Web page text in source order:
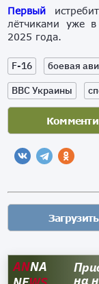
Первый
лётчиками уже
2025 года.
F-16 боевая
ВВС Украины
ANNA
на